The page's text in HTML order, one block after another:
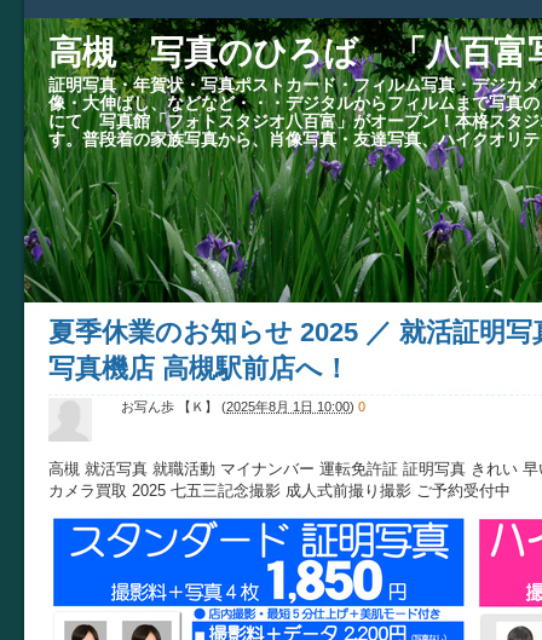
高槻 写真のひろば 「八百富
証明写真・年賀状・写真ポストカード・フィルム写真・デジカ
像・大伸ばし、などなど・・・デジタルからフィルムまで写
にて 写真館「フォトスタジオ八百富」がオープン！本格スタ
す。普段着の家族写真から、肖像写真・友達写真、ハイクオリ
夏季休業のお知らせ 2025 ／ 就活証明
写真機店 高槻駅前店へ！
お写ん歩 【Ｋ】 (2025年8月 1日 10:00) 0
高槻 就活写真 就職活動 マイナンバー 運転免許証 証明写真 きれい
カメラ買取 2025 七五三記念撮影 成人式前撮り撮影 ご予約受付中